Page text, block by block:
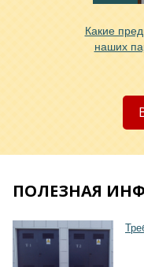
Хочу такую
Какие
наших
ПОЛЕЗНАЯ